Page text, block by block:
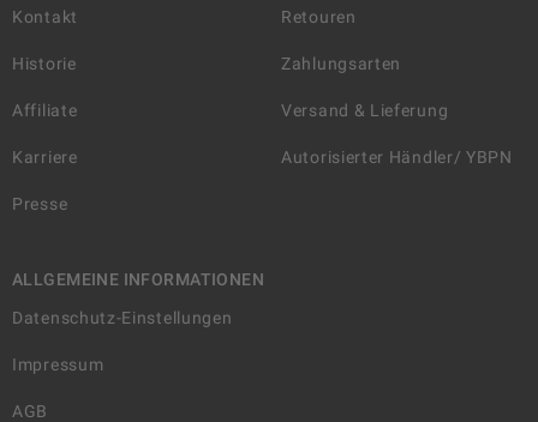
Kontakt
Historie
Affiliate
Karriere
Presse
Retouren
Zahlungsarten
Versand & Lieferung
Autorisierter Händler/ YBPN
ALLGEMEINE INFORMATIONEN
Datenschutz-Einstellungen
Impressum
AGB